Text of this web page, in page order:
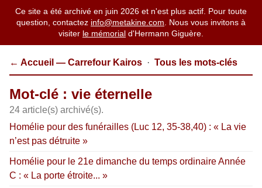
Ce site a été archivé en juin 2026 et n'est plus actif. Pour toute
question, contactez info@metakine.com . Nous vous invitons à
visiter le mémorial d'Hermann Giguère.
← Accueil — Carrefour Kairos · Tous les mots-clés
Mot-clé : vie éternelle
24 article(s) archivé(s).
Homélie pour des funérailles (Luc 12, 35-38,40) : « La vie
n’est pas détruite »
Homélie pour le 21e dimanche du temps ordinaire Année
C : « La porte étroite... »